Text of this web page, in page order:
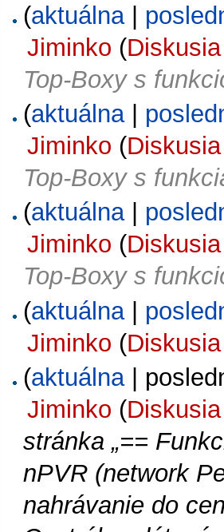
(aktuálna|
Jiminko (Diskusia
Top-Boxy s
(aktuálna|
Jiminko (Diskusia
Top-Boxy s
(aktuálna|
Jiminko (Diskusia
Top-Boxy s
(aktuálna|
Jiminko (Diskusia
(aktuálna|
Jiminko (Diskusia
stránka „==
nPVR (network
nahrávanie do